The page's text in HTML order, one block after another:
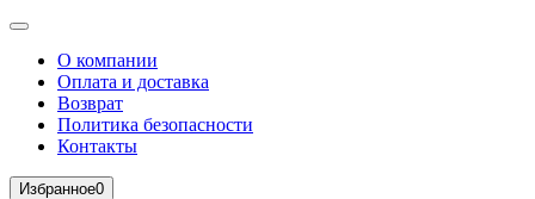
О компании
Оплата и доставка
Возврат
Политика безопасности
Контакты
Избранное0